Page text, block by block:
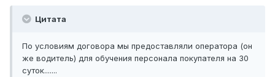
Цитата
По условиям договора мы предоставляли оператора (он
же водитель) для обучения персонала покупателя на 30
суток.......